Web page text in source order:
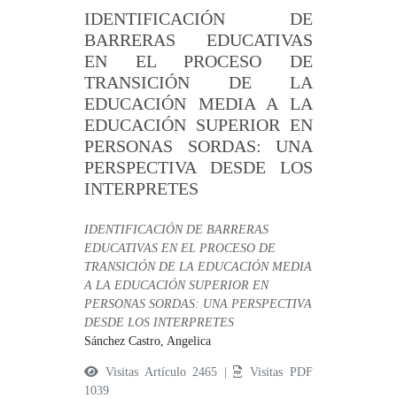
IDENTIFICACIÓN DE
BARRERAS EDUCATIVAS
EN EL PROCESO DE
TRANSICIÓN DE LA
EDUCACIÓN MEDIA A LA
EDUCACIÓN SUPERIOR EN
PERSONAS SORDAS: UNA
PERSPECTIVA DESDE LOS
INTERPRETES
IDENTIFICACIÓN DE BARRERAS
EDUCATIVAS EN EL PROCESO DE
TRANSICIÓN DE LA EDUCACIÓN MEDIA
A LA EDUCACIÓN SUPERIOR EN
PERSONAS SORDAS: UNA PERSPECTIVA
DESDE LOS INTERPRETES
Sánchez Castro, Angelica
Visitas Artículo 2465 |
Visitas PDF
1039